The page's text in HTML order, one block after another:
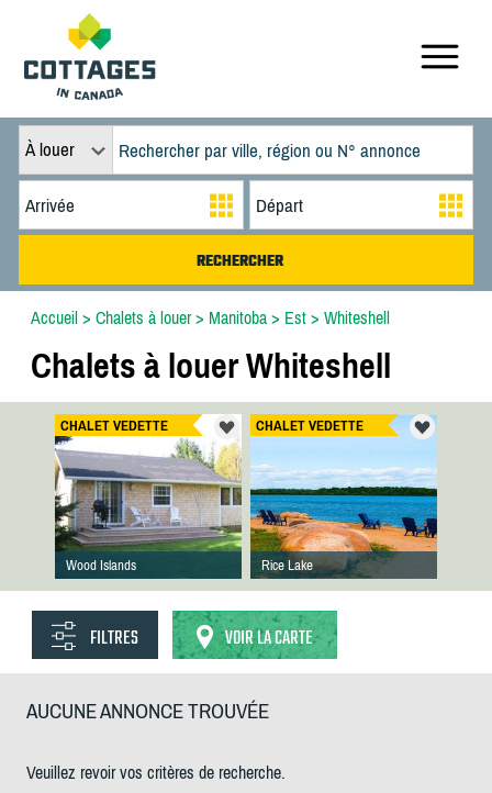
À louer
Accueil> Chalets à louer> Manitoba> Est> Whiteshell
Chalets à louer Whiteshell
CHALET VEDETTE
Wood Islands
CHALET VEDETTE
Rice Lake
FILTRES VOIR LA CARTE
AUCUNE ANNONCE TROUVÉE
Veuillez revoir vos critères de recherche.